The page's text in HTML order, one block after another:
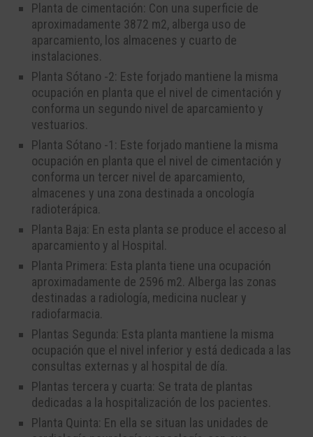
Planta de cimentación: Con una superficie de
aproximadamente 3872 m2, alberga uso de
aparcamiento, los almacenes y cuarto de
instalaciones.
Planta Sótano -2: Este forjado mantiene la misma
ocupación en planta que el nivel de cimentación y
conforma un segundo nivel de aparcamiento y
vestuarios.
Planta Sótano -1: Este forjado mantiene la misma
ocupación en planta que el nivel de cimentación y
conforma un tercer nivel de aparcamiento,
almacenes y una zona destinada a oncología
radioterápica.
Planta Baja: En esta planta se produce el acceso al
aparcamiento y al Hospital.
Planta Primera: Esta planta tiene una ocupación
aproximadamente de 2596 m2. A lberga las zonas
destinadas a radiol ogía, medicina nuclear y
radiofarmacia.
Plantas Segunda: Esta planta mantiene la misma
ocupación que el nivel inferior y está dedicada a las
consultas externas y al hospital de día.
Plantas tercera y cuarta: Se trata de plantas
dedicadas a la hospitalización de los pacientes.
Planta Quinta: En ella se situan las unidades de